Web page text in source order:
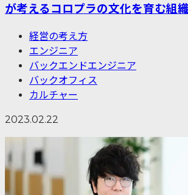
が考えるコロプラの文化を育む組
経営の考え方
エンジニア
バックエンドエンジニア
バックオフィス
カルチャー
2023.02.22